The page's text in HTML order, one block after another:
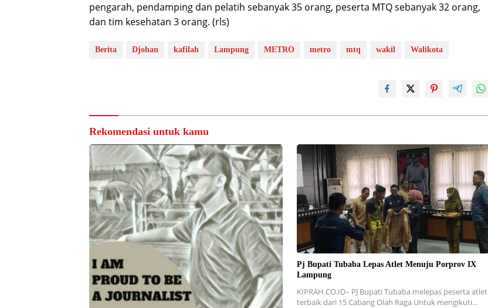
pengarah, pendamping dan pelatih sebanyak 35 orang, peserta MTQ sebanyak 32 orang,
dan tim kesehatan 3 orang. (rls)
Berita Djohan kafilah Lampung METRO metro mtq wakil Walikota
Rekomendasi untuk kamu
Pj Bupati Tubaba Lepas Atlet Menuju Porprov IX
Lampung
KIPRAH.CO.ID– PJ Bupati Tubaba melepas peserta atlet
terbaik dari 15 Cabang Olah Raga Untuk mengikuti…